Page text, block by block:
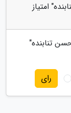
امتیاز
تنابنده"
رای